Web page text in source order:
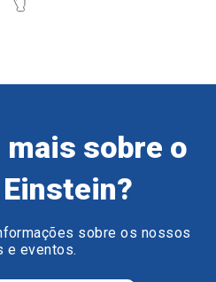
mais sobre o
sobre os nossos
e eventos.